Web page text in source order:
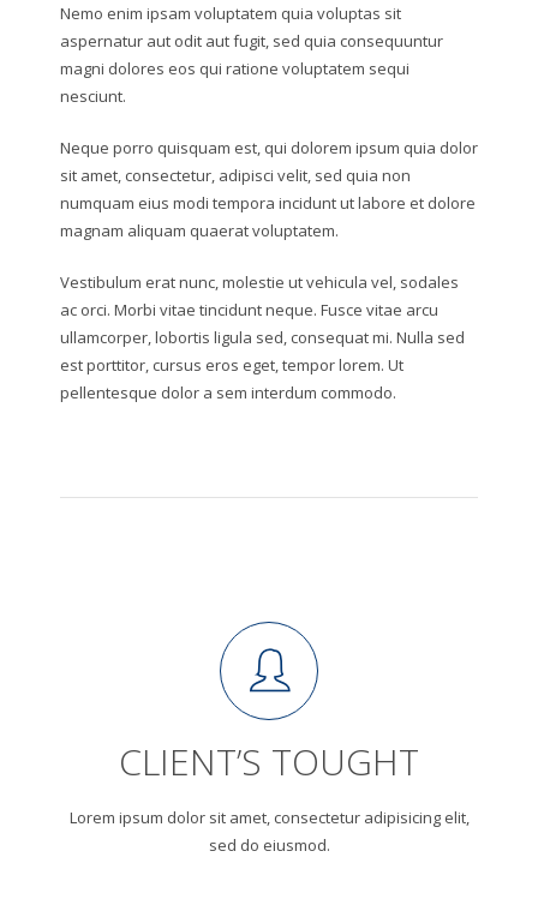
Nemo enim ipsam voluptatem quia voluptas sit
aspernatur aut odit aut fugit, sed quia consequuntur
magni dolores eos qui ratione voluptatem sequi
nesciunt.
Neque porro quisquam est, qui dolorem ipsum quia dolor
sit amet, consectetur, adipisci velit, sed quia non
numquam eius modi tempora incidunt ut labore et dolore
magnam aliquam quaerat voluptatem.
Vestibulum erat nunc, molestie ut vehicula vel, sodales
ac orci. Morbi vitae tincidunt neque. Fusce vitae arcu
ullamcorper, lobortis ligula sed, consequat mi. Nulla sed
est porttitor, cursus eros eget, tempor lorem. Ut
pellentesque dolor a sem interdum commodo.
CLIENT’S TOUGHT
Lorem ipsum dolor sit amet, consectetur adipisicing elit,
sed do eiusmod.